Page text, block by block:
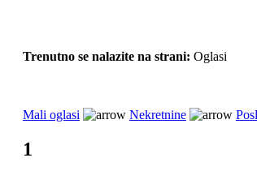
Trenutno se nalazite na strani: Oglasi
Mali oglasi Nekretnine
1